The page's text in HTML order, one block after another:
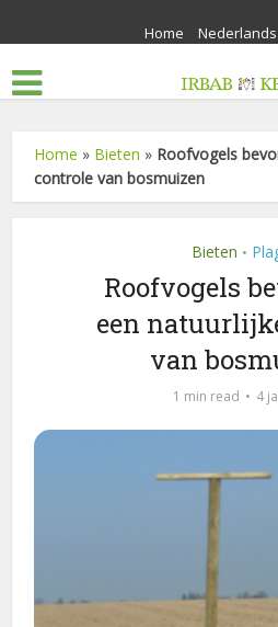
Home Nederlands
Home » Bieten » Roofvogels
controle van bosmuizen
Bieten •
Roofvogels
een
van
1 min read 4